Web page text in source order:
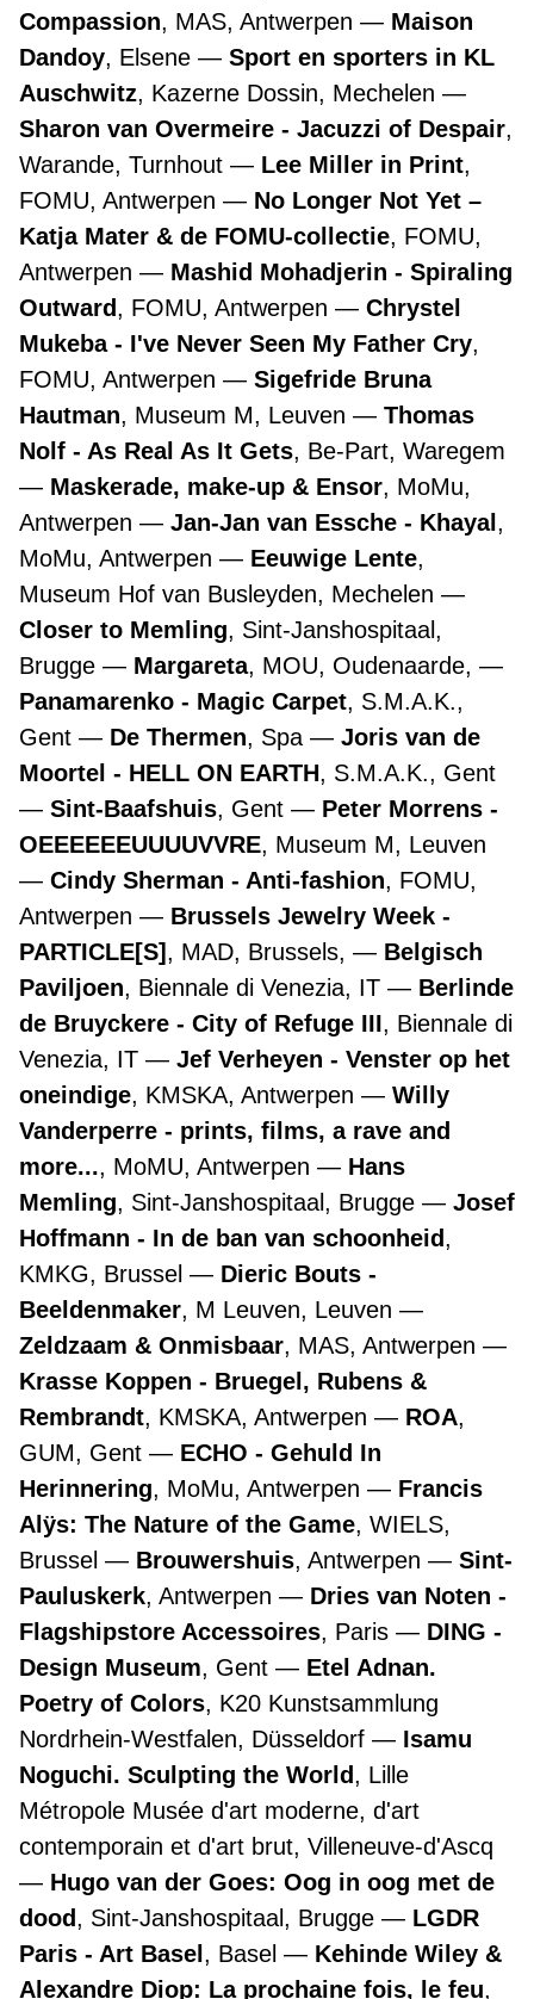
Compassion, MAS, Antwerpen
Maison
Dandoy, Elsene
Sport en sporters in KL
Auschwitz, Kazerne Dossin, Mechelen
Sharon van Overmeire - Jacuzzi of Despair,
Warande, Turnhout
Lee Miller in Print,
FOMU, Antwerpen
No Longer Not Yet –
Katja Mater & de FOMU-collectie, FOMU,
Antwerpen
Mashid Mohadjerin - Spiraling
Outward, FOMU, Antwerpen
Chrystel
Mukeba - I've Never Seen My Father Cry,
FOMU, Antwerpen
Sigefride Bruna
Hautman, Museum M, Leuven
Thomas
Nolf - As Real As It Gets, Be-Part, Waregem
Maskerade, make-up & Ensor, MoMu,
Antwerpen
Jan-Jan van Essche - Khayal ,
MoMu, Antwerpen
Eeuwige Lente,
Museum Hof van Busleyden, Mechelen
Closer to Memling, Sint-Janshospitaal,
Brugge
Margareta, MOU, Oudenaarde,
Panamarenko - Magic Carpet, S.M.A.K.,
Gent
De Thermen, Spa
Joris van de
Moortel - HELL ON EARTH, S.M.A.K., Gent
Sint-Baafshuis, Gent
Peter Morrens -
OEEEEEEUUUUVVRE, Museum M, Leuven
Cindy Sherman - Anti-fashion, FOMU,
Antwerpen
Brussels Jewelry Week -
PARTICLE[S] , MAD, Brussels,
Belgisch
Paviljoen, Biennale di Venezia, IT
Berlinde
de Bruyckere - City of Refuge III, Biennale di
Venezia, IT
Jef Verheyen - Venster op het
oneindige, KMSKA, Antwerpen
Willy
Vanderperre - prints, films, a rave and
more..., MoMU, Antwerpen
Hans
Memling, Sint-Janshospitaal, Brugge
Josef
Hoffmann - In de ban van schoonheid,
KMKG, Brussel
Dieric Bouts -
Beeldenmaker, M Leuven, Leuven
Zeldzaam & Onmisbaar, MAS, Antwerpen
Krasse Koppen - Bruegel, Rubens &
Rembrandt, KMSKA, Antwerpen ROA,
GUM, Gent
ECHO - Gehuld In
Herinnering, MoMu, Antwerpen
Francis
Alÿs: The Nature of the Game, WIELS,
Brussel
Brouwershuis, Antwerpen
Sint-
Pauluskerk, Antwerpen
Dries van Noten -
Flagshipstore Accessoires, Paris
DING -
Design Museum, Gent
Etel Adnan.
Poetry of Colors, K20 Kunstsammlung
Nordrhein-Westfalen, Düsseldorf
Isamu
Noguchi. Sculpting the World, Lille
Métropole Musée d'art moderne, d'art
contemporain et d'art brut, Villeneuve-d'Ascq
Hugo van der Goes: Oog in oog met de
dood, Sint-Janshospitaal, Brugge
LGDR
Paris - Art Basel , Basel
Kehinde Wiley &
Alexandre Diop: La prochaine fois, le feu,